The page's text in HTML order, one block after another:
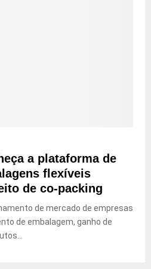
a plataforma de
flexíveis
de co-packing
de mercado de empresas
de embalagem, ganho de